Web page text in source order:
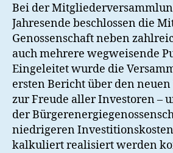
Bei der
Jahresende beschlossen die
Genossenschaft neben
auch mehrere wegweisende
Eingeleitet wurde die
ersten Bericht über den
zur Freude aller Investoren –
der
niedrigeren
kalkuliert realisiert werden